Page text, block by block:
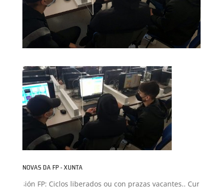
NOVAS DA FP - XUNTA
FP: Ciclos liberados ou con prazas vacantes.. Curso 2026-